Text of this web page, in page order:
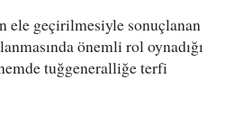
ele geçirilmesiyle sonuçlanan
önemli rol oynadığı
tuğgeneralliğe terfi